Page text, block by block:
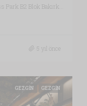
5 yıl önce
GEZGIN GEZGIN